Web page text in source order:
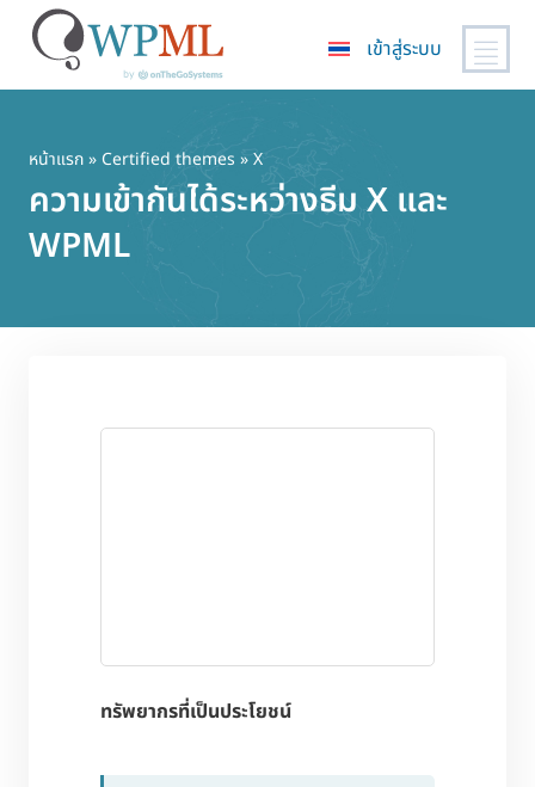
เนื้อหา
หลัก
เข้าสู่ระบบ
หน้าแรก» Certified themes » X
ความเข้ากันได้ระหว่างธีม X และ
WPML
ทรัพยากรที่เป็นประโยชน์